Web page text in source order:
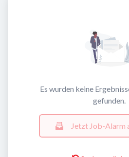
Es wurden keine
gefunden.
Jetzt Job-Alarm